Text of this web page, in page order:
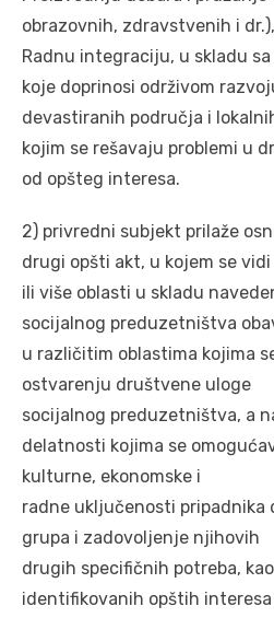
obrazovnih, zdravstvenih i
Radnu integraciju, u skladu
koje doprinosi održivom
devastiranih područja i
kojim se rešavaju problemi u
od opšteg interesa.
2) privredni subjekt prilaže
drugi opšti akt, u kojem se
ili više oblasti u skladu
socijalnog preduzetništva
u različitim oblastima kojima
ostvarenju društvene uloge
socijalnog preduzetništva, a
delatnosti kojima se
kulturne, ekonomske i
radne uključenosti
grupa i zadovoljenje njihovih
drugih specifičnih potreba,
identifikovanih opštih